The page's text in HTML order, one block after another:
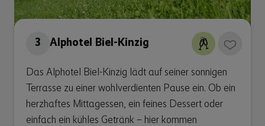
3 Alphotel Biel-Kinzig
Das Alphotel Biel-Kinzig lädt auf seiner sonnigen
Terrasse zu einer wohlverdienten Pause ein. Ob ein
herzhaftes Mittagessen, ein feines Dessert oder
einfach ein kühles Getränk – hier kommen